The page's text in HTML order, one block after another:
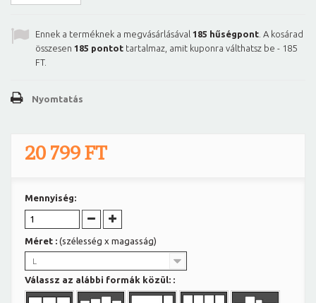
Ennek a terméknek a megvásárlásával 185 hűségpont . A kosárad
összesen 185 pontot tartalmaz, amit kuponra válthatsz be - 185
FT.
Nyomtatás
20 799 FT
Mennyiség:
Méret : (szélesség x magasság)
L
Válassz az alábbi formák közül: :